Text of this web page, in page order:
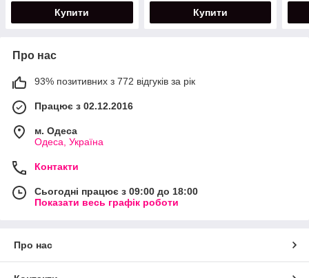
Купити Купити
Про нас
93% позитивних з 772 відгуків за рік
Працює з 02.12.2016
м. Одеса
Одеса, Україна
Контакти
Сьогодні працює з 09:00 до 18:00
Показати весь графік роботи
Про нас